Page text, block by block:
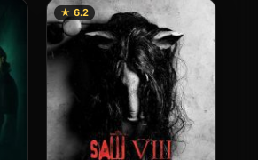
★ 6.2